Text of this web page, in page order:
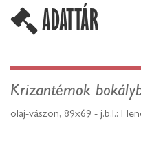
ADATTÁR
Krizantémok
olaj-vászon, 89x69 - j.b.l.: